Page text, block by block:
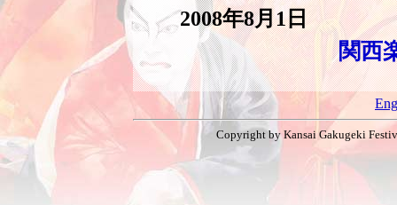
2008年8月1日
関西
Copyright by Kansai Gakugeki